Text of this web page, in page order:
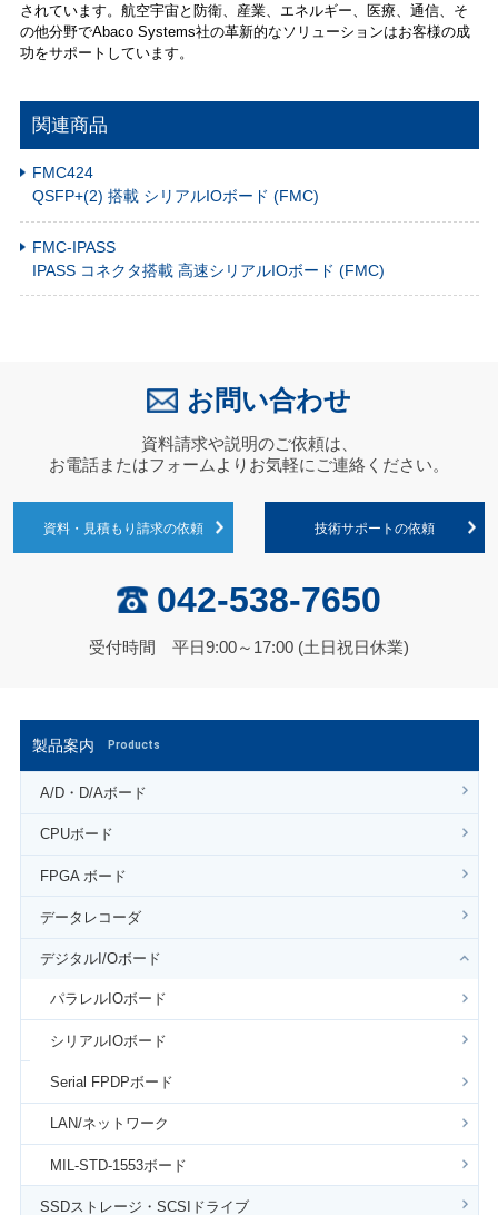
製品案内 Products
A/D・D/Aボード
CPUボード
FPGA ボード
データレコーダ
デジタルI/Oボード
パラレルIOボード
シリアルIOボード
Serial FPDPボード
LAN/ネットワーク
MIL-STD-1553ボード
SSDストレージ・SCSIドライブ
されています。航空宇宙と防衛、産業、エネルギー、医療、通信、そ
の他分野でAbaco Systems社の革新的なソリューションはお客様の成
功をサポートしています。
関連商品
FMC424
QSFP+(2) 搭載 シリアルIOボード (FMC)
FMC-IPASS
IPASS コネクタ搭載 高速シリアルIOボード (FMC)
お問い合わせ
資料請求や説明のご依頼は、
お電話またはフォームよりお気軽にご連絡ください。
資料・見積もり請求の依頼 技術サポートの依頼
042-538-7650
受付時間 平日9:00～17:00 (土日祝日休業)